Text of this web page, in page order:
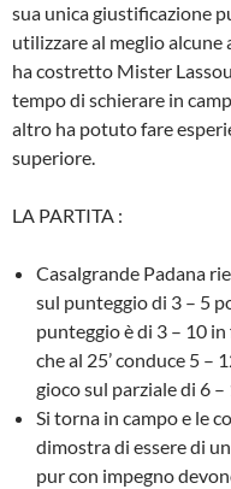
sua unica giustificazione
utilizzare al meglio
ha costretto Mister
tempo di schierare in
altro ha potuto fare
superiore.
LA PARTITA :
Casalgrande Padana
sul punteggio di 3 – 5
punteggio è di 3 – 10
che al 25’ conduce 5 –
gioco sul parziale di 6 –
Si torna in campo e le
dimostra di essere di
pur con impegno